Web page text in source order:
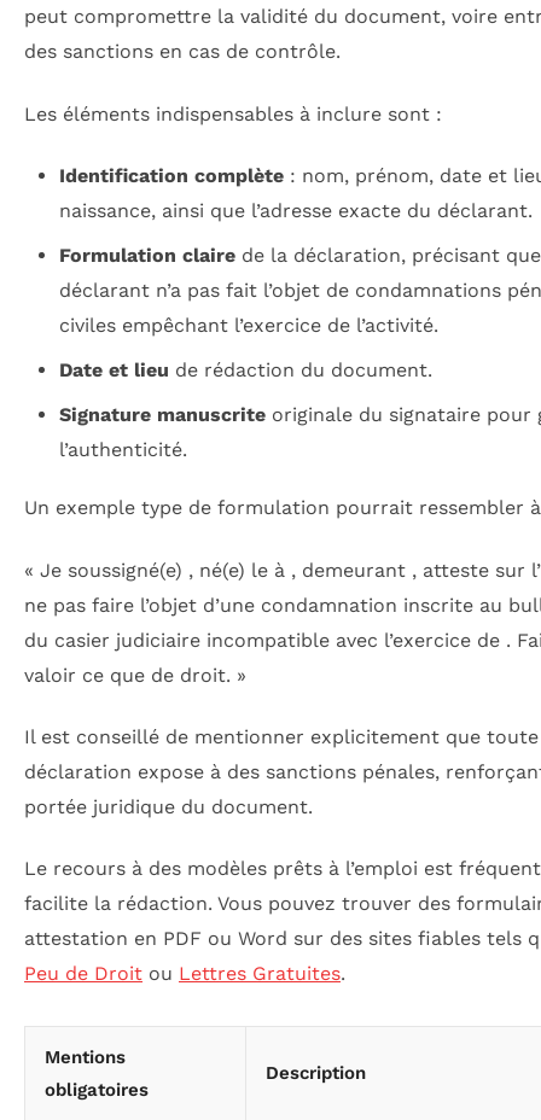
peut compromettre la validité du document, voire
des sanctions en cas de contrôle.
Les éléments indispensables à inclure sont :
Identification complète: nom, prénom, date et
naissance, ainsi que l’adresse exacte du déclarant.
Formulation clairede la déclaration, précisant
déclarant n’a pas fait l’objet de condamnations
civiles empêchant l’exercice de l’activité.
Date et lieu de rédaction du document.
Signature manuscriteoriginale du signataire pour
l’authenticité.
Un exemple type de formulation pourrait ressembler
« Je soussigné(e) , né(e) le à , demeurant , atteste sur
ne pas faire l’objet d’une condamnation inscrite au
du casier judiciaire incompatible avec l’exercice de .
valoir ce que de droit. »
Il est conseillé de mentionner explicitement que toute
déclaration expose à des sanctions pénales,
portée juridique du document.
Le recours à des modèles prêts à l’emploi est
facilite la rédaction. Vous pouvez trouver des
attestation en PDF ou Word sur des sites fiables tels
Peu de Droit ou Lettres Gratuites.
Mentions
obligatoires
Description